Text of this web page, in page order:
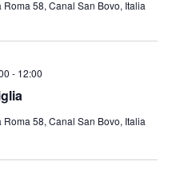
Roma 58, Canal San Bovo, Italia
- 12:00
Roma 58, Canal San Bovo, Italia